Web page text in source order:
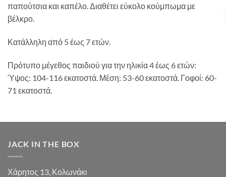
παπούτσια και καπέλο. Διαθέτει εύκολο κούμπωμα με
βέλκρο.
Κατάλληλη από 5 έως 7 ετών.
Πρότυπο μέγεθος παιδιού για την ηλικία 4 έως 6 ετών:
Ύψος: 104-116 εκατοστά. Μέση: 53-60 εκατοστά. Γοφοί: 60-
71 εκατοστά.
JACK IN THE BOX
Χάρητος 13, Κολωνάκι